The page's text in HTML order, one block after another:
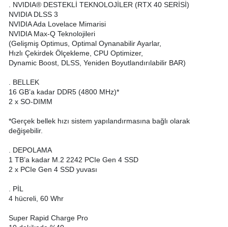
. NVIDIA® DESTEKLİ TEKNOLOJİLER (RTX 40 SERİSİ)
NVIDIA DLSS 3
NVIDIA Ada Lovelace Mimarisi
NVIDIA Max-Q Teknolojileri
(Gelişmiş Optimus, Optimal Oynanabilir Ayarlar,
Hızlı Çekirdek Ölçekleme, CPU Optimizer,
Dynamic Boost, DLSS, Yeniden Boyutlandırılabilir BAR)
. BELLEK
16 GB’a kadar DDR5 (4800 MHz)*
2 x SO-DIMM
*Gerçek bellek hızı sistem yapılandırmasına bağlı olarak
değişebilir.
. DEPOLAMA
1 TB’a kadar M.2 2242 PCIe Gen 4 SSD
2 x PCIe Gen 4 SSD yuvası
. PİL
4 hücreli, 60 Whr
Super Rapid Charge Pro